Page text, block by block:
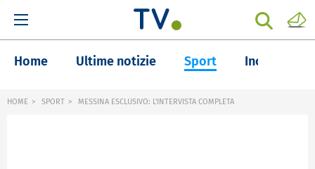
Home Ultime notizie Sport Inchieste
HOME SPORT MESSINA ESCLUSIVO: L'INTERVISTA COMPLETA